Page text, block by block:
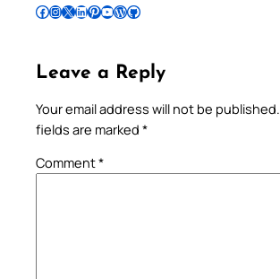
Follow Pradeep on Facebook Follow Pradeep on InstagramFollow Pradeep on X Follow Pradeep on LinkedIn Follow Pradeep on Pinterest Subscribe to Pradeep’s Youtube Channel Follow Pradeep on WordPress Follow Pradeep on GitHub
Leave a Reply
Your email address will not be published.
fields are marked *
Comment*